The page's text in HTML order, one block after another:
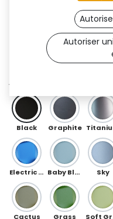
AVANT
Black Graphite
Electric Blue Baby Blue Sky
Cactus Grass
Autoriser